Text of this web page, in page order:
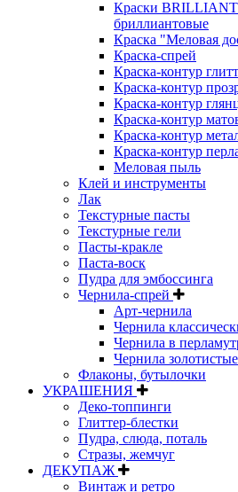
Краски
бриллиантовые
Краска "Меловая
Краска-спрей
Краска-контур
Краска-контур
Краска-контур
Краска-контур
Краска-контур
Краска-контур
Меловая пыль
Клей и инструменты
Лак
Текстурные пасты
Текстурные гели
Пасты-кракле
Паста-воск
Пудра для эмбоссинга
Чернила-спрей
Арт-чернила
Чернила
Чернила в
Чернила золотистые
Флаконы, бутылочки
УКРАШЕНИЯ
Деко-топпинги
Глиттер-блестки
Пудра, слюда, поталь
Стразы, жемчуг
ДЕКУПАЖ
Винтаж и ретро